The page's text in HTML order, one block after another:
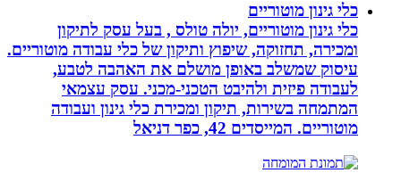
כלי גינון מוטוריים
כלי גינון מוטוריים, יולה טולס , בעל עסק לתיקון
ומכירה, תחזוקה, שיפוץ ותיקון של כלי עבודה מוטוריים.
עיסוק שמשלב באופן מושלם את האהבה לטבע,
לעבודה פיזית ולהיבט הטכני-מכני. עסק עצמאי
המתמחה בשירות, תיקון ומכירת כלי גינון ועבודה
מוטוריים. המייסדים 42, כפר דניאל